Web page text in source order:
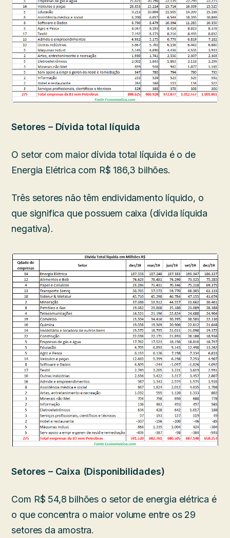
Setores – Dívida total líquida
O setor com maior dívida total líquida é o de
Energia Elétrica com R$ 186,3 bilhões.
Três setores não têm endividamento líquido, o
que significa que possuem caixa (dívida líquida
negativa).
Setores – Caixa (Disponibilidades)
Com R$ 54,8 bilhões o setor de energia elétrica é
o que concentra o maior volume entre os 29
setores da amostra.